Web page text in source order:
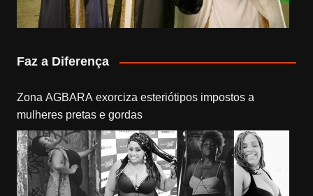
Faz a Diferença
Zona AGBARA exorciza esteriótipos impostos a
mulheres pretas e gordas